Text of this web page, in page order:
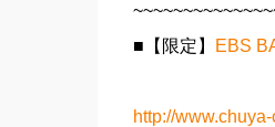
■【限定】
EBS
http://